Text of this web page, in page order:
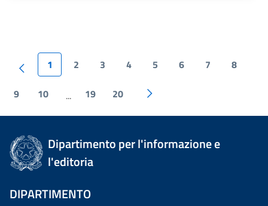
1 2 3 4 5 6 7 8
9 10 ... 19 20
Dipartimento per l'informazione e
l'editoria
DIPARTIMENTO